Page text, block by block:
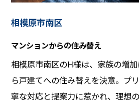
相模原市南区
マンションからの住み替え
相模原市南区のH様は、家族の増
ら戸建てへの住み替えを決意。プ
寧な対応と提案力に惹かれ、理想